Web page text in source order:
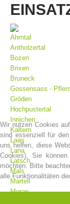
Ahrntal
Antholzertal
Bozen
Brixen
Bruneck
Gossensass -
Gröden
Hochpustertal
Innichen
Kaltern
Laas
Lana
Latsch
Mals
Martell
Meran
Wir nutzen Cookies
sind essenziell für
uns helfen, diese
Cookies). Sie
möchten. Bitte
alle Funktionalitäten